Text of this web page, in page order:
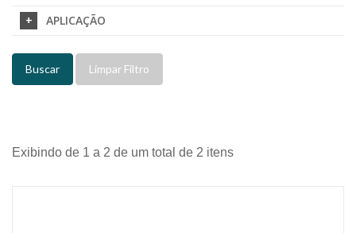
APLICAÇÃO
Buscar Limpar Filtro
Exibindo de 1 a 2 de um total de 2 itens